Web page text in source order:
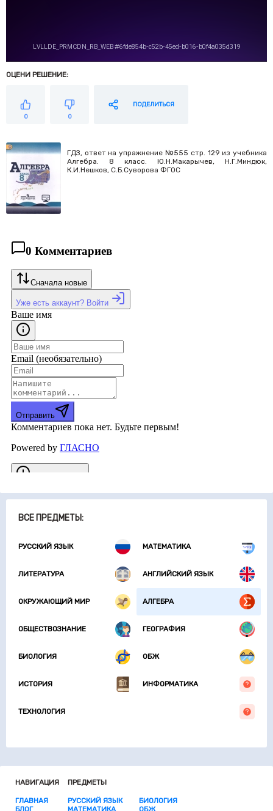
ВСЕ ПРЕДМЕТЫ:
РУССКИЙ ЯЗЫК МАТЕМАТИКА
ЛИТЕРАТУРА АНГЛИЙСКИЙ ЯЗЫК
ОКРУЖАЮЩИЙ МИР АЛГЕБРА
ОБЩЕСТВОЗНАНИЕ ГЕОГРАФИЯ
БИОЛОГИЯ ОБЖ
ИСТОРИЯ ИНФОРМАТИКА
ТЕХНОЛОГИЯ
ОЦЕНИ РЕШЕНИЕ:
0 0
ПОДЕЛИТЬСЯ
ГДЗ, ответ на упражнение №555 стр. 129 из учебника
Алгебра. 8 класс. Ю.Н.Макарычев, Н.Г.Миндюк,
К.И.Нешков, С.Б.Суворова ФГОС
НАВИГАЦИЯ
ГЛАВНАЯ
БЛОГ
ПРЕДМЕТЫ
РУССКИЙ ЯЗЫК
МАТЕМАТИКА
БИОЛОГИЯ
ОБЖ